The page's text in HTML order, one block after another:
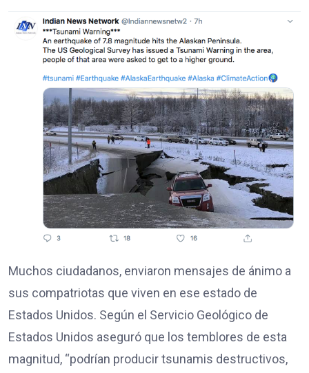
Muchos ciudadanos, enviaron mensajes de ánimo a
sus compatriotas que viven en ese estado de
Estados Unidos. Según el Servicio Geológico de
Estados Unidos aseguró que los temblores de esta
magnitud, “podrían producir tsunamis destructivos,